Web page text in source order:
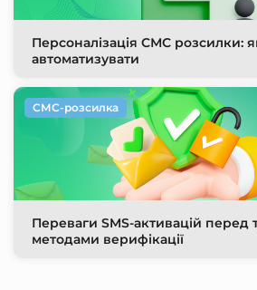
Персоналізація СМС розсилки:
автоматизувати
Переваги SMS-активацій перед
методами верифікації
СМС-розсилка